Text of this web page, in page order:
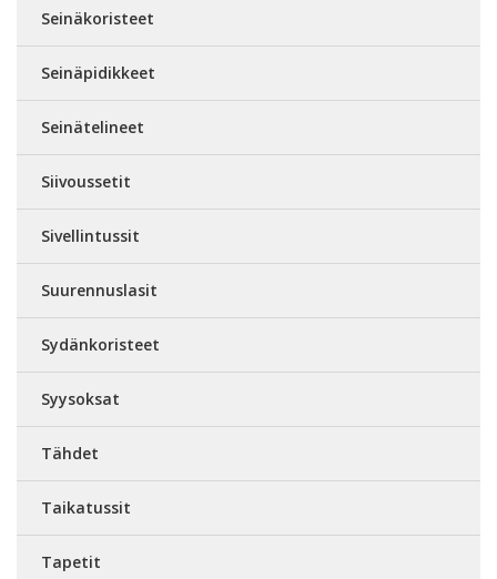
Seinäkoristeet
Seinäpidikkeet
Seinätelineet
Siivoussetit
Sivellintussit
Suurennuslasit
Sydänkoristeet
Syysoksat
Tähdet
Taikatussit
Tapetit